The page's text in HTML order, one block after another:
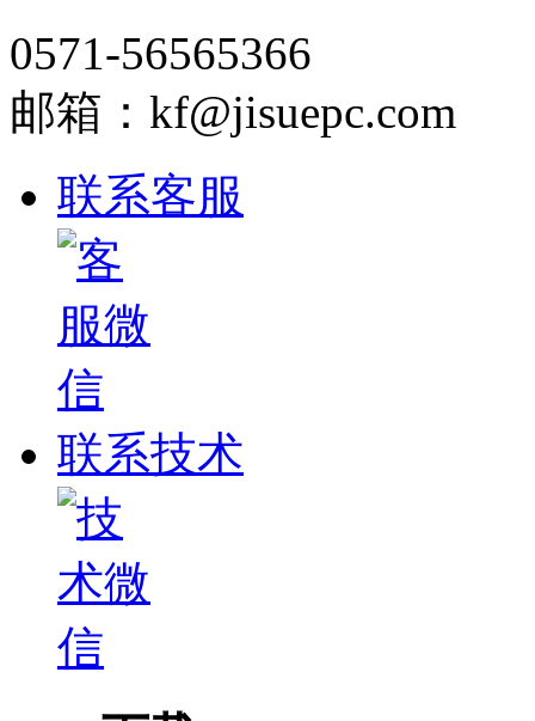
0571-56565366
邮箱：kf@jisuepc.com
联系客服
联系技术